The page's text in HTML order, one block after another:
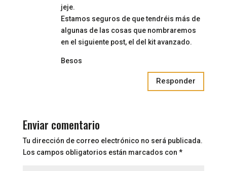
jeje.
Estamos seguros de que tendréis más de
algunas de las cosas que nombraremos
en el siguiente post, el del kit avanzado.
Besos
Responder
Enviar comentario
Tu dirección de correo electrónico no será publicada.
Los campos obligatorios están marcados con *